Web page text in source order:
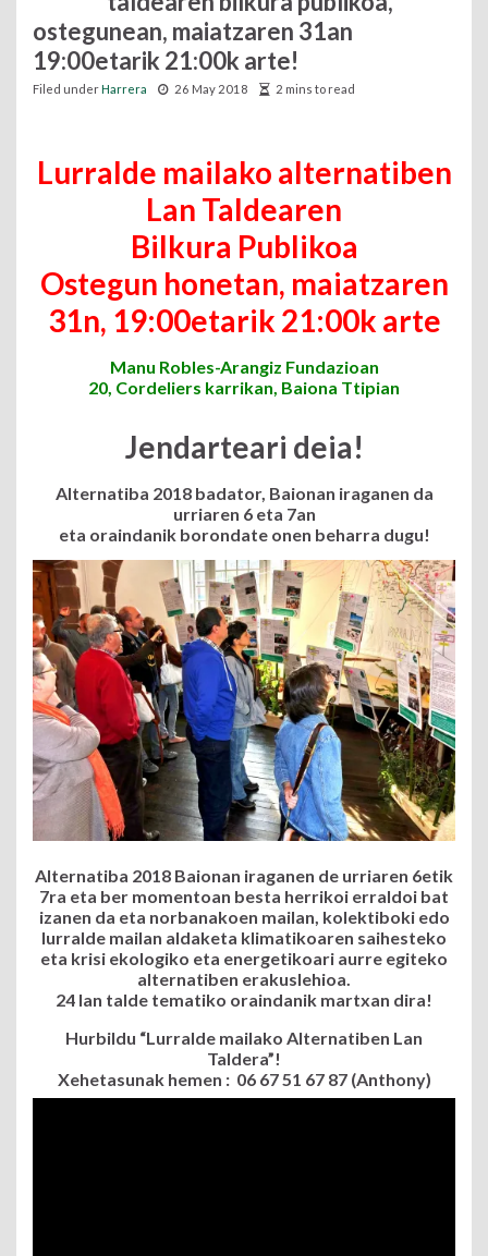
ostegunean, maiatzaren 31an
19:00etarik 21:00k arte!
Filed underHarrera 26 May 2018 2 mins to read
Lurralde mailako alternatiben
Lan Taldearen
Bilkura Publikoa
Ostegun honetan, maiatzaren
31n, 19:00etarik 21:00k arte
Manu Robles-Arangiz Fundazioan
20, Cordeliers karrikan, Baiona Ttipian
Jendarteari deia!
Alternatiba 2018 badator, Baionan iraganen da
urriaren 6 eta 7an
eta oraindanik borondate onen beharra dugu!
Alternatiba 2018 Baionan iraganen de urriaren 6etik
7ra eta ber momentoan besta herrikoi erraldoi bat
izanen da eta norbanakoen mailan, kolektiboki edo
lurralde mailan aldaketa klimatikoaren saihesteko
eta krisi ekologiko eta energetikoari aurre egiteko
alternatiben erakuslehioa.
24 lan talde tematiko oraindanik martxan dira!
Hurbildu “Lurralde mailako Alternatiben Lan
Taldera”!
Xehetasunak hemen : 06 67 51 67 87 (Anthony)